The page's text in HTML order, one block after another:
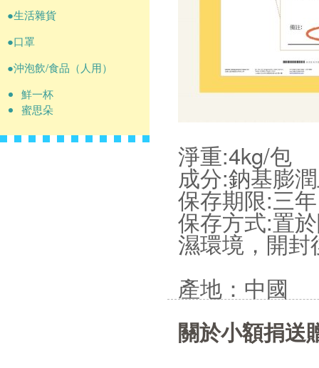
●生活雜貨
●口罩
●沖泡飲/食品（人用）
鮮一杯
蜜思朵
淨重:4kg/包
成分:鈉基膨
保存期限:三年
保存方式:置
濕環境，開
產地： 中國
關於小額捐送